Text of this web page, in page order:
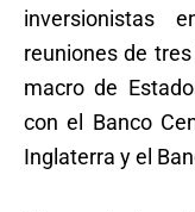
inversionistas
reuniones de
macro de
con el Banco
Inglaterra y el